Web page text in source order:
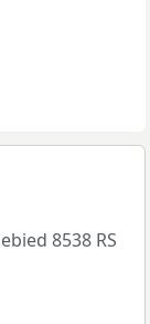
8538 RS